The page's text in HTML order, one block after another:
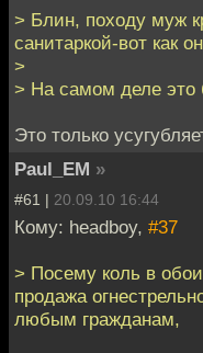
> Блин, походу муж
санитаркой-вот как
>
> На самом деле это
Это только
Paul_EM »
#61 | 20.09.10 16:44
Кому: headboy, #37
> Посему коль в
продажа
любым гражданам,